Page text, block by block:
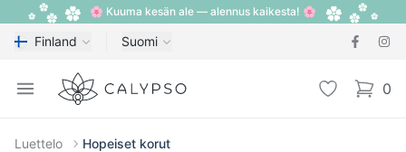
🌸 Kuuma kesän ale — alennus kaikesta! 🌸
Finland Suomi
Open menu
Calypso Toivelista 0
items
Luettelo Hopeiset korut